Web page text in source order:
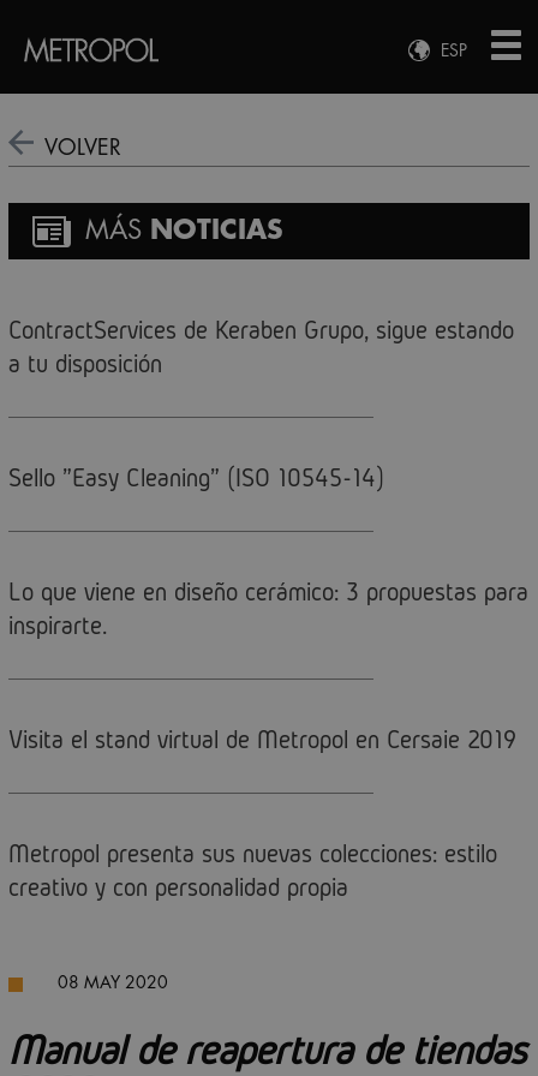
ESP
ENG
VOLVER
MÁS NOTICIAS
ContractServices de Keraben Grupo, sigue estando
a tu disposición
Sello "Easy Cleaning" (ISO 10545-14)
Lo que viene en diseño cerámico: 3 propuestas para
inspirarte.
Visita el stand virtual de Metropol en Cersaie 2019
Metropol presenta sus nuevas colecciones: estilo
creativo y con personalidad propia
08 MAY 2020
Manual de reapertura de tiendas